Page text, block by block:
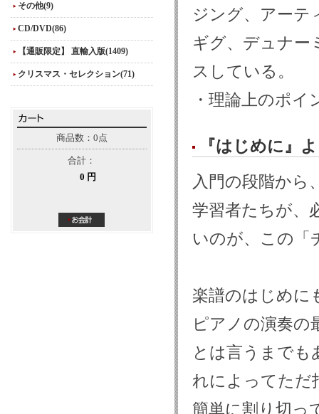
その他(9)
CD/DVD(86)
【通販限定】 直輸入版(1409)
クリスマス・セレクション(71)
商品数：0点
合計：
0 円
ジング、アーテ
ギグ、デュナー
スしている。
・理論上のポ
『はじめに』
入門の段階から
学習者たちが、
いのが、この「
楽譜のはじめに
ピアノの演奏の
とは言うまでも
れによってただ
簡単に割り切っ